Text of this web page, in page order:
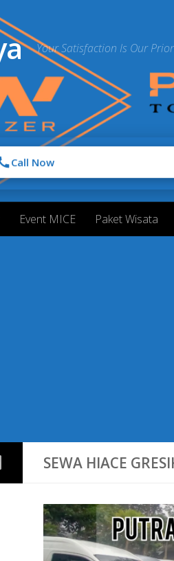
Your Satisfaction Is Our
Event MICE Paket Wisata
SEWA HIACE
Call Now